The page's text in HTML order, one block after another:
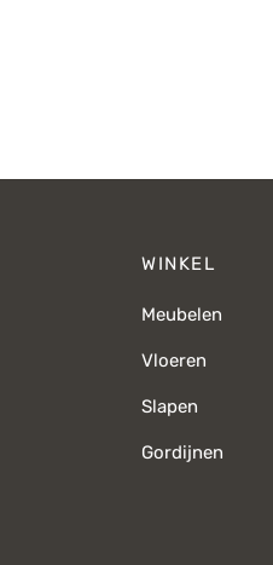
WINKEL
Meubelen
Vloeren
Slapen
Gordijnen